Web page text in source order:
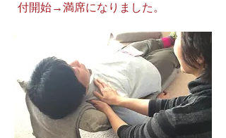
付開始→満席になりました。